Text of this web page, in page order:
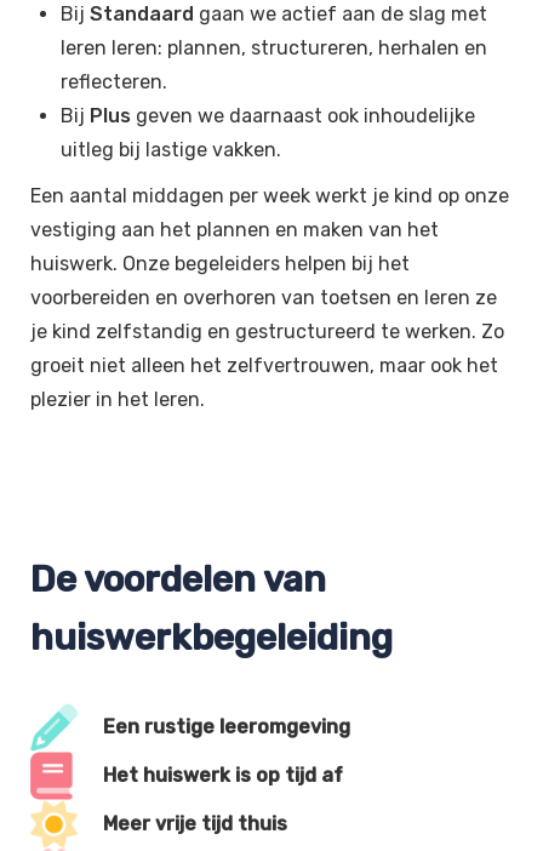
Bij Standaard gaan we actief aan de slag met
leren leren: plannen, structureren, herhalen en
reflecteren.
Bij Plus geven we daarnaast ook inhoudelijke
uitleg bij lastige vakken.
Een aantal middagen per week werkt je kind op onze
vestiging aan het plannen en maken van het
huiswerk. Onze begeleiders helpen bij het
voorbereiden en overhoren van toetsen en leren ze
je kind zelfstandig en gestructureerd te werken. Zo
groeit niet alleen het zelfvertrouwen, maar ook het
plezier in het leren.
De voordelen van
huiswerkbegeleiding
Een rustige leeromgeving
Het huiswerk is op tijd af
Meer vrije tijd thuis